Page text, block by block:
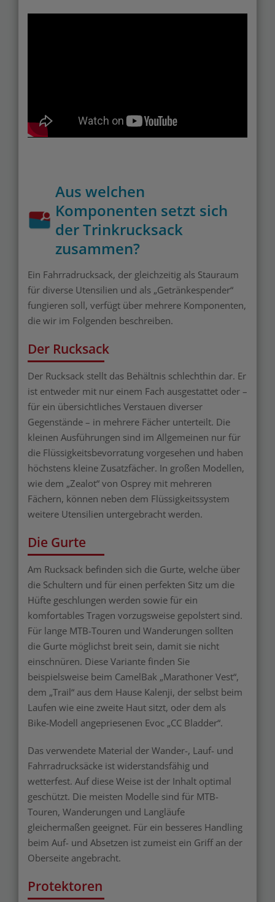
Aus welchen
Komponenten setzt sich
der Trinkrucksack
zusammen?
Ein Fahrradrucksack, der gleichzeitig als Stauraum
für diverse Utensilien und als „Getränkespender“
fungieren soll, verfügt über mehrere Komponenten,
die wir im Folgenden beschreiben.
Der Rucksack
Der Rucksack stellt das Behältnis schlechthin dar. Er
ist entweder mit nur einem Fach ausgestattet oder –
für ein übersichtliches Verstauen diverser
Gegenstände – in mehrere Fächer unterteilt. Die
kleinen Ausführungen sind im Allgemeinen nur für
die Flüssigkeitsbevorratung vorgesehen und haben
höchstens kleine Zusatzfächer. In großen Modellen,
wie dem „Zealot“ von Osprey mit mehreren
Fächern, können neben dem Flüssigkeitssystem
weitere Utensilien untergebracht werden.
Die Gurte
Am Rucksack befinden sich die Gurte, welche über
die Schultern und für einen perfekten Sitz um die
Hüfte geschlungen werden sowie für ein
komfortables Tragen vorzugsweise gepolstert sind.
Für lange MTB-Touren und Wanderungen sollten
die Gurte möglichst breit sein, damit sie nicht
einschnüren. Diese Variante finden Sie
beispielsweise beim CamelBak „Marathoner Vest“,
dem „Trail“ aus dem Hause Kalenji, der selbst beim
Laufen wie eine zweite Haut sitzt, oder dem als
Bike-Modell angepriesenen Evoc „CC Bladder“.
Das verwendete Material der Wander-, Lauf- und
Fahrradrucksäcke ist widerstandsfähig und
wetterfest. Auf diese Weise ist der Inhalt optimal
geschützt. Die meisten Modelle sind für MTB-
Touren, Wanderungen und Langläufe
gleichermaßen geeignet. Für ein besseres Handling
beim Auf- und Absetzen ist zumeist ein Griff an der
Oberseite angebracht.
Protektoren